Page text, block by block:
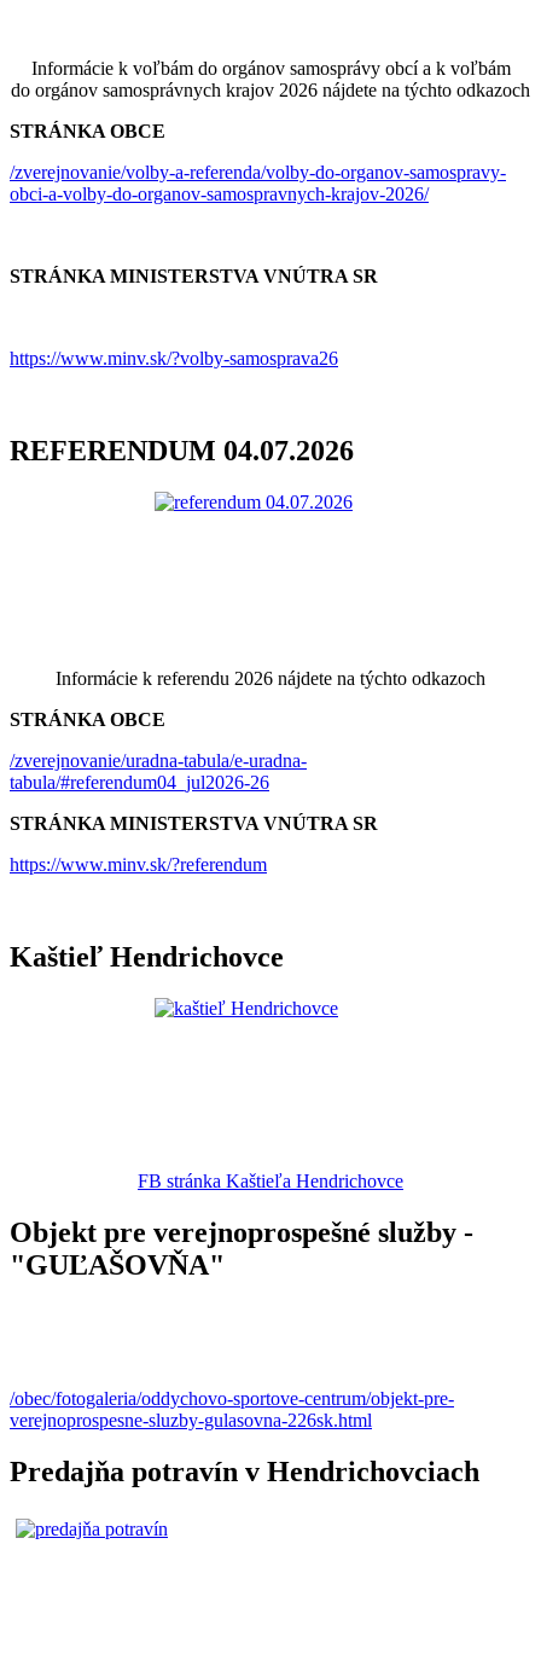
Informácie k voľbám do orgánov samosprávy obcí a k voľbám
do orgánov samosprávnych krajov 2026 nájdete na týchto odkazoch
STRÁNKA OBCE
/zverejnovanie/volby-a-referenda/volby-do-organov-samospravy-
obci-a-volby-do-organov-samospravnych-krajov-2026/
STRÁNKA MINISTERSTVA VNÚTRA SR
https://www.minv.sk/?volby-samosprava26
REFERENDUM 04.07.2026
Informácie k referendu 2026 nájdete na týchto odkazoch
STRÁNKA OBCE
/zverejnovanie/uradna-tabula/e-uradna-
tabula/#referendum04_jul2026-26
STRÁNKA MINISTERSTVA VNÚTRA SR
https://www.minv.sk/?referendum
Kaštieľ Hendrichovce
FB stránka Kaštieľa Hendrichovce
Objekt pre verejnoprospešné služby -
"GUĽAŠOVŇA"
/obec/fotogaleria/oddychovo-sportove-centrum/objekt-pre-
verejnoprospesne-sluzby-gulasovna-226sk.html
Predajňa potravín v Hendrichovciach